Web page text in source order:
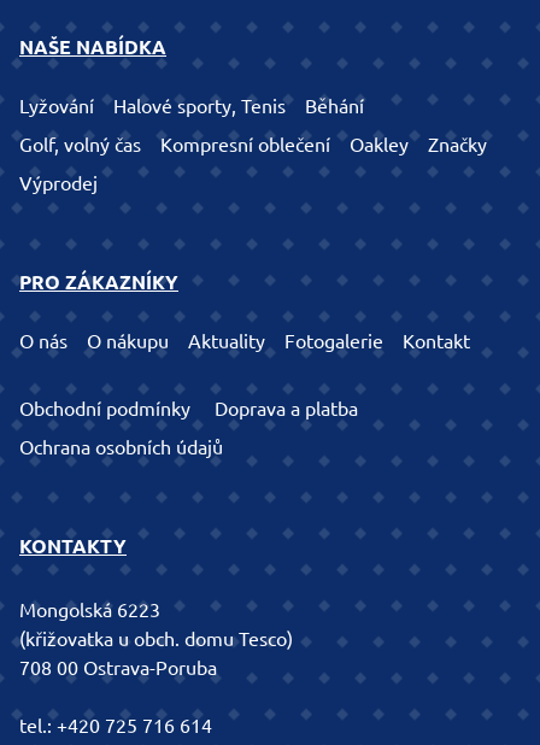
NAŠE NABÍDKA
Lyžování Halové sporty, Tenis
Běhání
Golf, volný čas
Kompresní oblečení Oakley
Značky
Výprodej
PRO ZÁKAZNÍKY
O nás O nákupu Aktuality Fotogalerie Kontakt
Obchodní podmínky
Doprava a platba
Ochrana osobních údajů
KONTAKTY
Mongolská 6223
(křižovatka u obch. domu Tesco)
708 00 Ostrava-Poruba
tel.:+420 725 716 614